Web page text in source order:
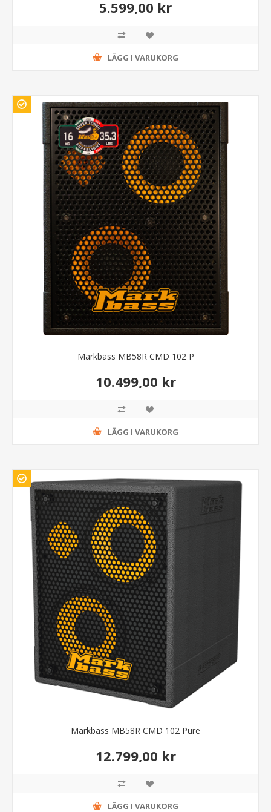
5.599,00 kr
LÄGG I VARUKORG
Markbass MB58R CMD 102 P
10.499,00 kr
LÄGG I VARUKORG
Markbass MB58R CMD 102 Pure
12.799,00 kr
LÄGG I VARUKORG